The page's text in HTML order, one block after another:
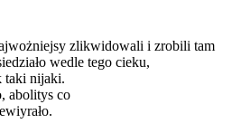
zlikwidowali i zrobili tam
wedle tego cieku,
taki nijaki.
abolitys co